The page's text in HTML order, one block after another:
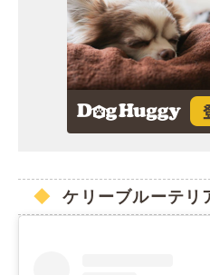
ケリーブルーテリ